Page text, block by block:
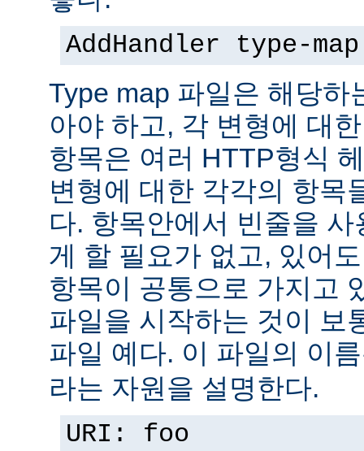
AddHandler type-
Type map 파일은 해당하
아야 하고, 각 변형에 대
항목은 여러 HTTP형식
변형에 대한 각각의 항목
다. 항목안에서 빈줄을
게 할 필요가 없고, 있어
항목이 공통으로 가지고
파일을 시작하는 것이 보
파일 예다. 이 파일의 이
라는 자원을 설명한다.
URI: foo